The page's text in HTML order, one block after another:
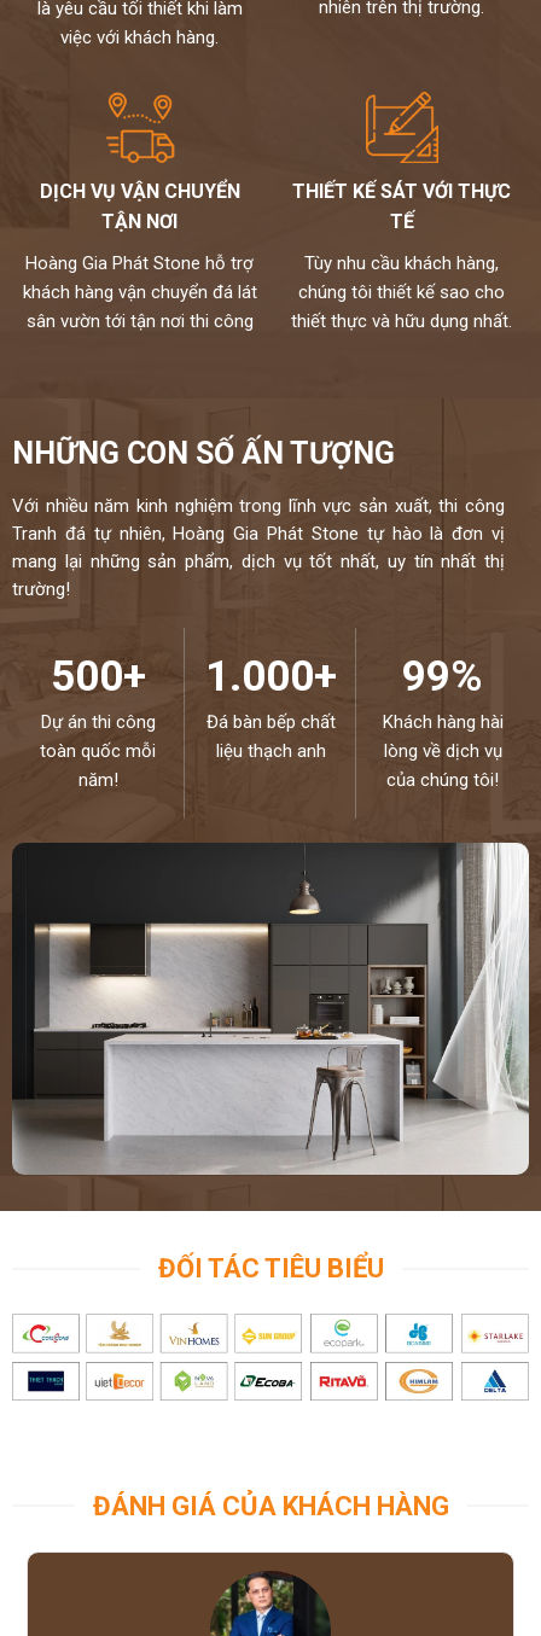
là yêu cầu tối thiết khi làm
việc với khách hàng.
nhiên trên thị trường.
DỊCH VỤ VẬN CHUYỂN
TẬN NƠI
Hoàng Gia Phát Stone hỗ trợ
khách hàng vận chuyển đá lát
sân vườn tới tận nơi thi công
THIẾT KẾ SÁT VỚI THỰC
TẾ
Tùy nhu cầu khách hàng,
chúng tôi thiết kế sao cho
thiết thực và hữu dụng nhất.
NHỮNG CON SỐ ẤN TƯỢNG
Với nhiều năm kinh nghiệm trong lĩnh vực sản xuất, thi công
Tranh đá tự nhiên, Hoàng Gia Phát Stone tự hào là đơn vị
mang lại những sản phẩm, dịch vụ tốt nhất, uy tín nhất thị
trường!
500+
Dự án thi công
toàn quốc mỗi
năm!
1.000+
Đá bàn bếp chất
liệu thạch anh
99%
Khách hàng hài
lòng về dịch vụ
của chúng tôi!
ĐỐI TÁC TIÊU BIỂU
ĐÁNH GIÁ CỦA KHÁCH HÀNG